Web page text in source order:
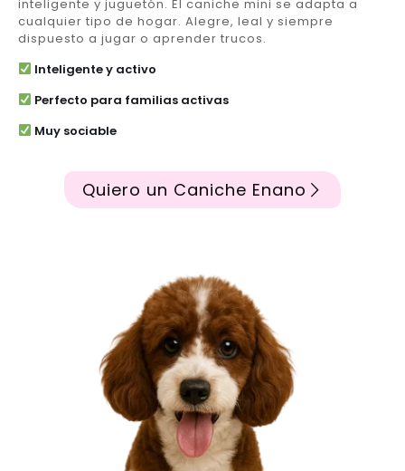
inteligente y juguetón. El caniche mini se adapta a
cualquier tipo de hogar. Alegre, leal y siempre
dispuesto a jugar o aprender trucos.
Inteligente y activo
Perfecto para familias activas
Muy sociable
Quiero un Caniche Enano